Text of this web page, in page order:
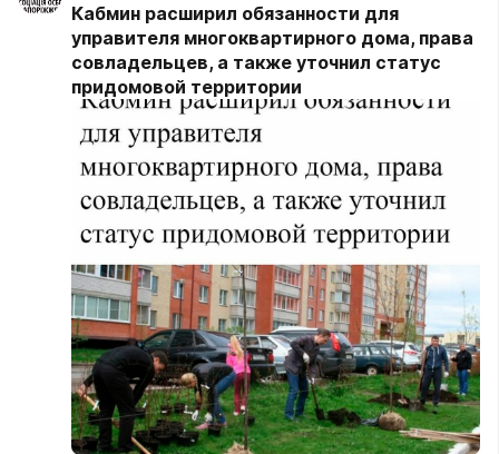
Кабмин расширил обязанности для
управителя многоквартирного дома, права
совладельцев, а также уточнил статус
придомовой территории